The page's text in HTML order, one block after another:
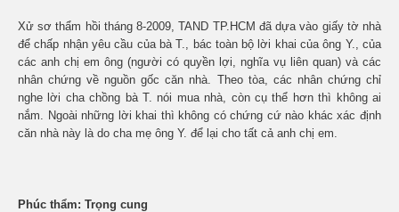
Xử sơ thẩm hồi tháng 8-2009, TAND TP.HCM đã dựa vào giấy tờ nhà
để chấp nhận yêu cầu của bà T., bác toàn bộ lời khai của ông Y., của
các anh chị em ông (người có quyền lợi, nghĩa vụ liên quan) và các
nhân chứng về nguồn gốc căn nhà. Theo tòa, các nhân chứng chỉ
nghe lời cha chồng bà T. nói mua nhà, còn cụ thể hơn thì không ai
nắm. Ngoài những lời khai thì không có chứng cứ nào khác xác định
căn nhà này là do cha mẹ ông Y. để lại cho tất cả anh chị em.
Phúc thẩm: Trọng cung